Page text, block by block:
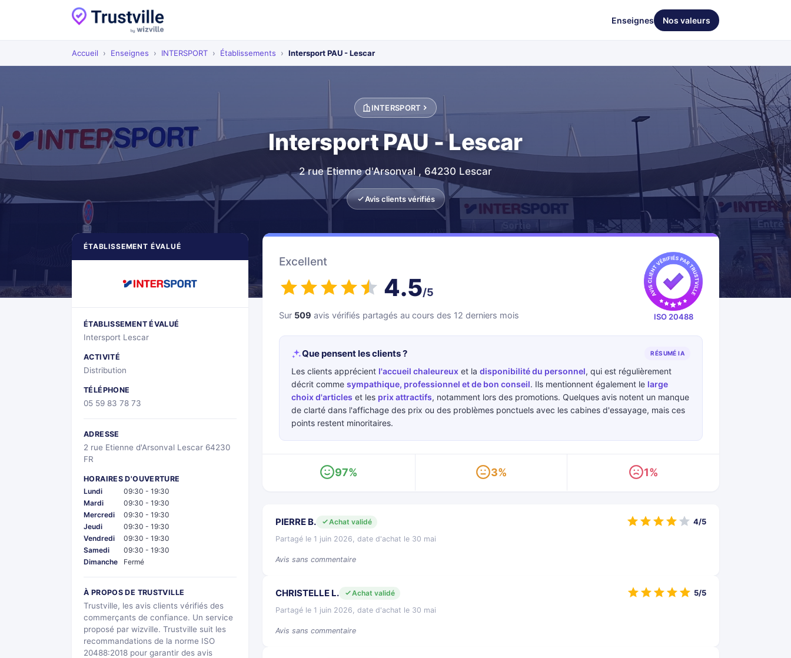
Enseignes Nos valeurs
Accueil › Enseignes › INTERSPORT › Établissements › Intersport PAU - Lescar
INTERSPORT
Intersport PAU - Lescar
2 rue Etienne d'Arsonval , 64230 Lescar
Avis clients vérifiés
ÉTABLISSEMENT ÉVALUÉ
ÉTABLISSEMENT ÉVALUÉ
Intersport Lescar
ACTIVITÉ
Distribution
TÉLÉPHONE
05 59 83 78 73
ADRESSE
2 rue Etienne d'Arsonval Lescar 64230
FR
HORAIRES D'OUVERTURE
Lundi
09:30 - 19:30
Mardi
09:30 - 19:30
Mercredi
09:30 - 19:30
Jeudi
09:30 - 19:30
Vendredi
09:30 - 19:30
Samedi
09:30 - 19:30
Dimanche
Fermé
À PROPOS DE TRUSTVILLE
Trustville, les avis clients vérifiés des
commerçants de confiance. Un service
proposé par wizville. Trustville suit les
recommandations de la norme ISO
20488:2018 pour garantir des avis
Excellent
4.5/5
Sur 509 avis vérifiés partagés au cours des 12 derniers mois ISO 20488
Que pensent les clients ? RÉSUMÉ IA
Les clients apprécient l'accueil chaleureux et la disponibilité du personnel, qui est régulièrement
décrit comme sympathique, professionnel et de bon conseil. Ils mentionnent également le large
choix d'articles et les prix attractifs, notamment lors des promotions. Quelques avis notent un manque
de clarté dans l'affichage des prix ou des problèmes ponctuels avec les cabines d'essayage, mais ces
points restent minoritaires.
97% 3% 1%
PIERRE B.
Achat validé
Partagé le 1 juin 2026, date d'achat le 30 mai
Avis sans commentaire
4/5
CHRISTELLE L.
Achat validé
Partagé le 1 juin 2026, date d'achat le 30 mai
Avis sans commentaire
5/5